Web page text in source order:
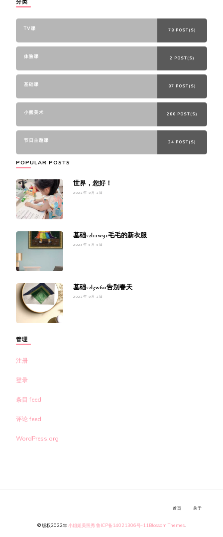
分类
TV课 78 POST(S)
体验课 2 POST(S)
基础课 87 POST(S)
小熊美术 280 POST(S)
节日主题课 34 POST(S)
POPULAR POSTS
世界，您好！
2022年 9月 2日
基础s2l11w91毛毛的新衣服
2023年 5月 5日
基础s2l3w60告别春天
2022年 9月 2日
管理
注册
登录
条目 feed
评论 feed
WordPress.org
© 版权2022年小姐姐美照秀鲁ICP备14021306号-11Blossom Themes.
首页 关于